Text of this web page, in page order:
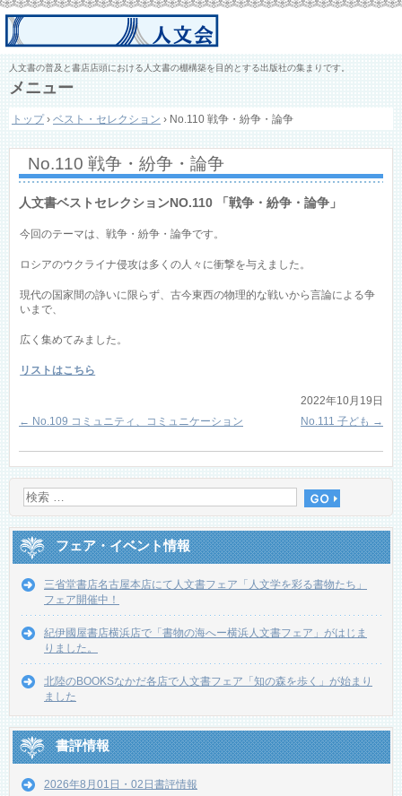
人文書の普及と書店店頭における人文書の棚構築を目的とする出版社の集まりです。
メニュー
ン
ン
へ
キ
トップ › ベスト・セレクション › No.110 戦争・紛争・論争
No.110 戦争・紛争・論争
人文書ベストセレクションNO.110 「戦争・紛争・論争」
今回のテーマは、戦争・紛争・論争です。
ロシアのウクライナ侵攻は多くの人々に衝撃を与えました。
現代の国家間の諍いに限らず、古今東西の物理的な戦いから言論による争
いまで、
広く集めてみました。
リストはこちら
2022年10月19日
← No.109 コミュニティ、コミュニケーション No.111 子ども →
フェア・イベント情報
三省堂書店名古屋本店にて人文書フェア「人文学を彩る書物たち」
フェア開催中！
紀伊國屋書店横浜店で「書物の海へー横浜人文書フェア」がはじま
りました。
北陸のBOOKSなかだ各店で人文書フェア「知の森を歩く」が始まり
ました
書評情報
2026年8月01日・02日書評情報